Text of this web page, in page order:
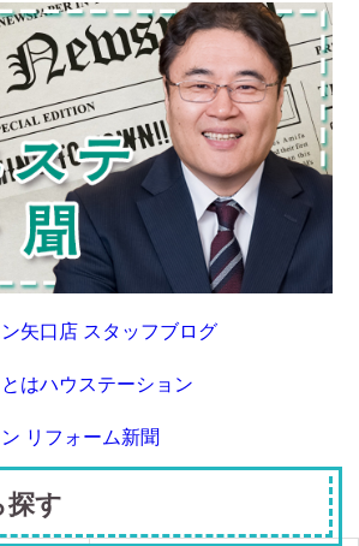
探す